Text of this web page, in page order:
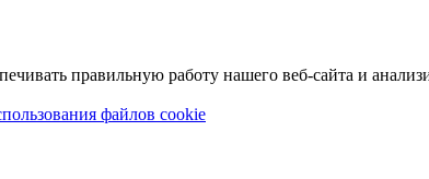
правильную работу нашего веб-сайта и
файлов cookie